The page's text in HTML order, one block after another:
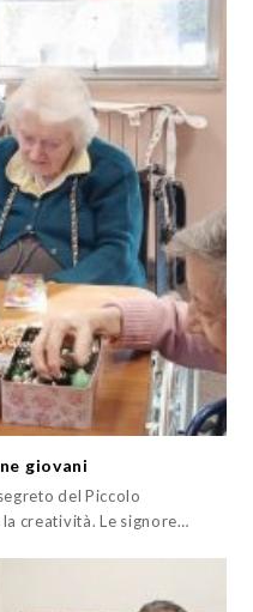
giovani
del Piccolo
creatività. Le signore…